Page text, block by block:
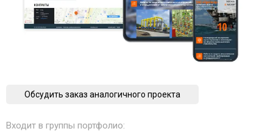
Обсудить заказ аналогичного проекта
Входит в группы портфолио: